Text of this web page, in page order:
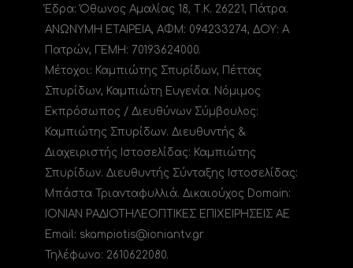
Έδρα: Όθωνος Αμαλίας 18, Τ.Κ. 26221, Πάτρα.
ΑΝΩΝΥΜΗ ΕΤΑΙΡΕΙΑ, ΑΦΜ: 094233274, ΔΟΥ: A
Πατρών, ΓΕΜΗ: 70193624000.
Μέτοχοι: Καμπιώτης Σπυρίδων, Πέττας
Σπυρίδων, Καμπιώτη Ευγενία. Νόμιμος
Εκπρόσωπος / Διευθύνων Σύμβουλος:
Καμπιώτης Σπυρίδων. Διευθυντής &
Διαχειριστής Ιστοσελίδας: Καμπιώτης
Σπυρίδων. Διευθυντής Σύνταξης Ιστοσελίδας:
Μπάστα Τριανταφυλλιά. Δικαιούχος Domain:
ΙΟΝΙΑΝ ΡΑΔΙΟΤΗΛΕΟΠΤΙΚΕΣ ΕΠΙΧΕΙΡΗΣΕΙΣ ΑΕ
Email: skampiotis@ioniantv.gr
Τηλέφωνο: 2610622080.